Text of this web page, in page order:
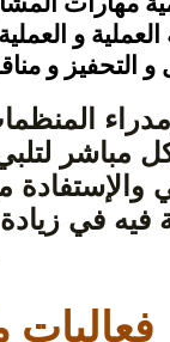
العملية و
و التحفيز و
لتلبي
فيه في
فعاليات